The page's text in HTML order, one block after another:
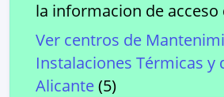
la informacion de acceso
Ver centros de
Instalaciones Térmicas y
Alicante(5)